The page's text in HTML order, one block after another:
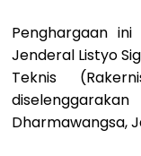
Penghargaan
Jenderal Listyo
Teknis
Dharmawangsa,